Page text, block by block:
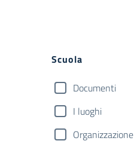
Filtri
Scuola
Documenti
I luoghi
Organizzazione